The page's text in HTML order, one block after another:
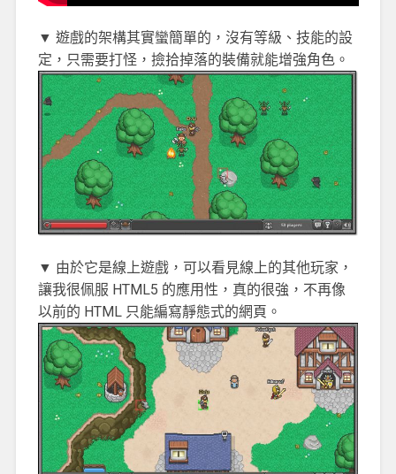
▼ 遊戲的架構其實蠻簡單的，沒有等級、技能的設
定，只需要打怪，撿拾掉落的裝備就能增強角色。
▼ 由於它是線上遊戲，可以看見線上的其他玩家，
讓我很佩服 HTML5 的應用性，真的很強，不再像
以前的 HTML 只能編寫靜態式的網頁。